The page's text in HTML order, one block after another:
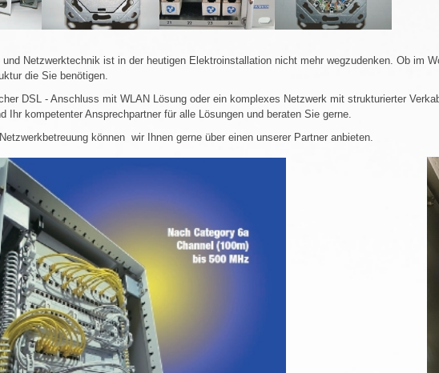
und Netzwerktechnik ist in der heutigen Elektroinstallation nicht mehr wegzudenken. Ob im
die Sie benötigen.
DSL - Anschluss mit WLAN Lösung oder ein komplexes Netzwerk mit strukturierter
Ihr kompetenter Ansprechpartner für alle Lösungen und beraten Sie gerne.
können wir Ihnen gerne über einen unserer Partner anbieten.